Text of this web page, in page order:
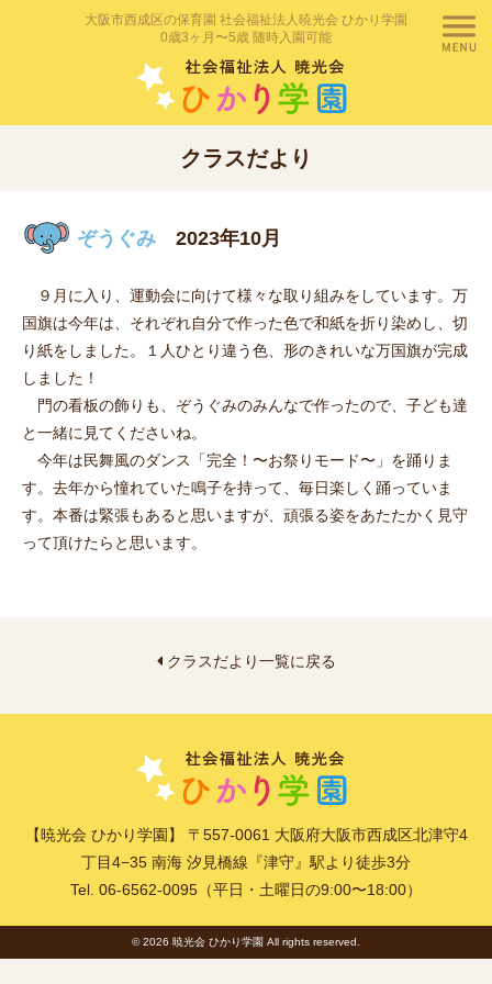
大阪市西成区の保育園 社会福祉法人暁光会 ひかり学園
0歳3ヶ月〜5歳 随時入園可能
クラスだより
ぞうぐみ 2023年10月
９月に入り、運動会に向けて様々な取り組みをしています。万
国旗は今年は、それぞれ自分で作った色で和紙を折り染めし、切
り紙をしました。１人ひとり違う色、形のきれいな万国旗が完成
しました！
門の看板の飾りも、ぞうぐみのみんなで作ったので、子ども達
と一緒に見てくださいね。
今年は民舞風のダンス「完全！〜お祭りモード〜」を踊りま
す。去年から憧れていた鳴子を持って、毎日楽しく踊っていま
す。本番は緊張もあると思いますが、頑張る姿をあたたかく見守
って頂けたらと思います。
クラスだより一覧に戻る
【暁光会 ひかり学園】 〒557-0061 大阪府大阪市西成区北津守4
丁目4−35 南海 汐見橋線『津守』駅より徒歩3分
Tel. 06-6562-0095（平日・土曜日の9:00〜18:00）
© 2026 暁光会 ひかり学園 All rights reserved.